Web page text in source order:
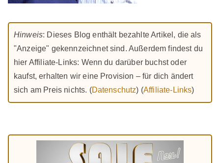
Hinweis: Dieses Blog enthält bezahlte Artikel, die als
"Anzeige" gekennzeichnet sind. Außerdem findest du
hier Affiliate-Links: Wenn du darüber buchst oder
kaufst, erhalten wir eine Provision – für dich ändert
sich am Preis nichts. (Datenschutz) (Affiliate-Links)